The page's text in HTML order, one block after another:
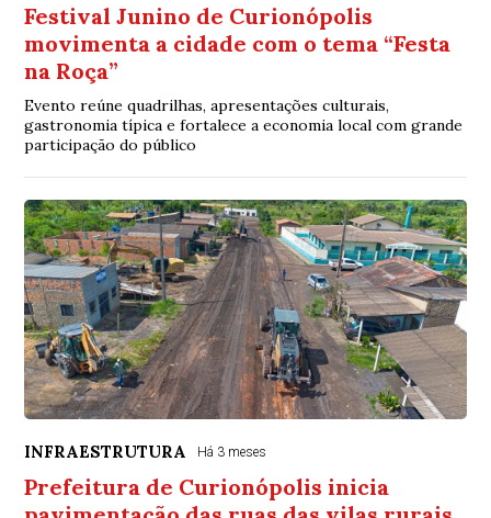
Festival Junino de Curionópolis
movimenta a cidade com o tema “Festa
na Roça”
Evento reúne quadrilhas, apresentações culturais,
gastronomia típica e fortalece a economia local com grande
participação do público
INFRAESTRUTURA Há 3 meses
Prefeitura de Curionópolis inicia